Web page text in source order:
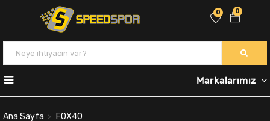
0
0
Markalarımız
Ana Sayfa
FOX40